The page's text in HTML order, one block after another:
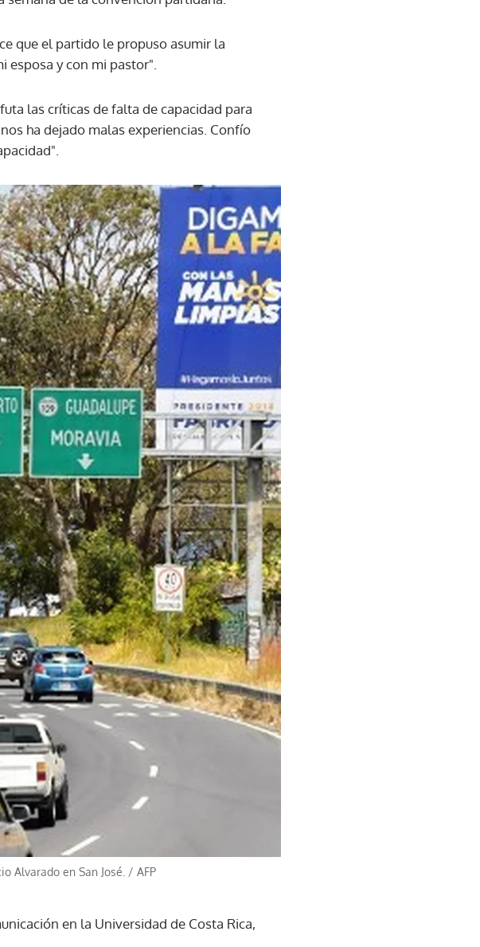
que el partido le propuso asumir la
esposa y con mi pastor".
las críticas de falta de capacidad para
ha dejado malas experiencias. Confío
Alvarado en San José. / AFP
en la Universidad de Costa Rica,